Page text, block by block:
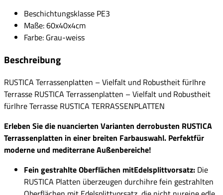
Beschichtungsklasse PE3
Maße: 60x40x4cm
Farbe: Grau-weiss
Beschreibung
RUSTICA Terrassenplatten – Vielfalt und Robustheit fürIhre
Terrasse RUSTICA Terrassenplatten – Vielfalt und Robustheit
fürIhre Terrasse RUSTICA TERRASSENPLATTEN
Erleben Sie die nuancierten Varianten derrobusten RUSTICA
Terrassenplatten in einer breiten Farbauswahl. Perfektfür
moderne und mediterrane Außenbereiche!
Fein gestrahlte Oberflächen mitEdelsplittvorsatz: Die
RUSTICA Platten überzeugen durchihre fein gestrahlten